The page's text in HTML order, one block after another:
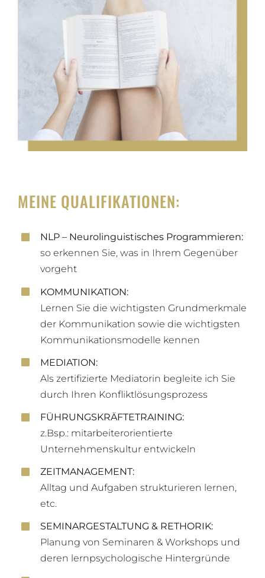
MEINE QUALIFIKATIONEN:
NLP – Neurolinguistisches Programmieren:
so erkennen Sie, was in Ihrem Gegenüber
vorgeht
KOMMUNIKATION:
Lernen Sie die wichtigsten Grundmerkmale
der Kommunikation sowie die wichtigsten
Kommunikationsmodelle kennen
MEDIATION:
Als zertifizierte Mediatorin begleite ich Sie
durch Ihren Konfliktlösungsprozess
FÜHRUNGSKRÄFTETRAINING:
z.Bsp.: mitarbeiterorientierte
Unternehmenskultur entwickeln
ZEITMANAGEMENT:
Alltag und Aufgaben strukturieren lernen,
etc.
SEMINARGESTALTUNG & RETHORIK:
Planung von Seminaren & Workshops und
deren lernpsychologische Hintergründe